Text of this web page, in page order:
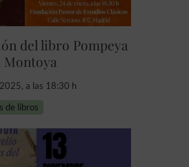
del libro Pompeya
Montoya
a las 18:30 h
de libros